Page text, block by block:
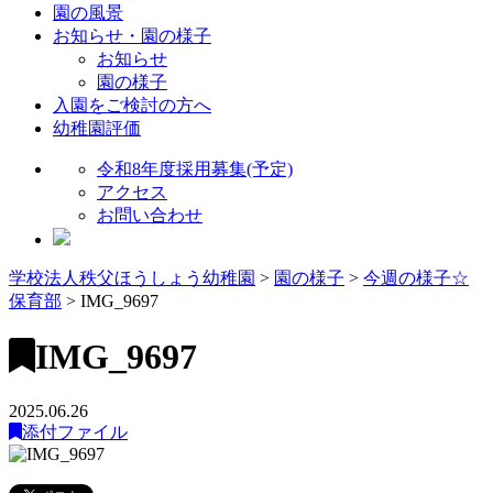
園の風景
お知らせ・園の様子
お知らせ
園の様子
入園をご検討の方へ
幼稚園評価
令和8年度採用募集(予定)
アクセス
お問い合わせ
学校法人秩父ほうしょう幼稚園 > 園の様子 > 今週の様子☆
保育部 > IMG_9697
IMG_9697
2025.06.26
添付ファイル